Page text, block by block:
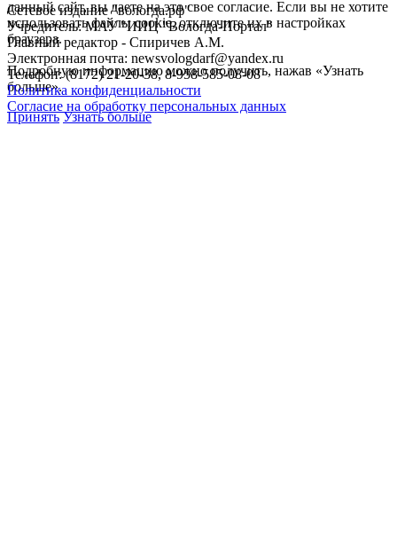
Сетевое издание "вологда.рф"
Учредитель: МАУ "ИИЦ "Вологда-Портал"
Главный редактор - Спиричев А.М.
Электронная почта: newsvologdarf@yandex.ru
Телефон: (8172) 21-20-38, 8-958-585-08-08
Политика конфиденциальности
Согласие на обработку персональных данных
данный сайт, вы даете на это свое согласие. Если вы не хотите
использовать файлы cookie, отключите их в настройках
браузера.
Подробную информацию можно получить, нажав «Узнать
больше».
Принять Узнать больше